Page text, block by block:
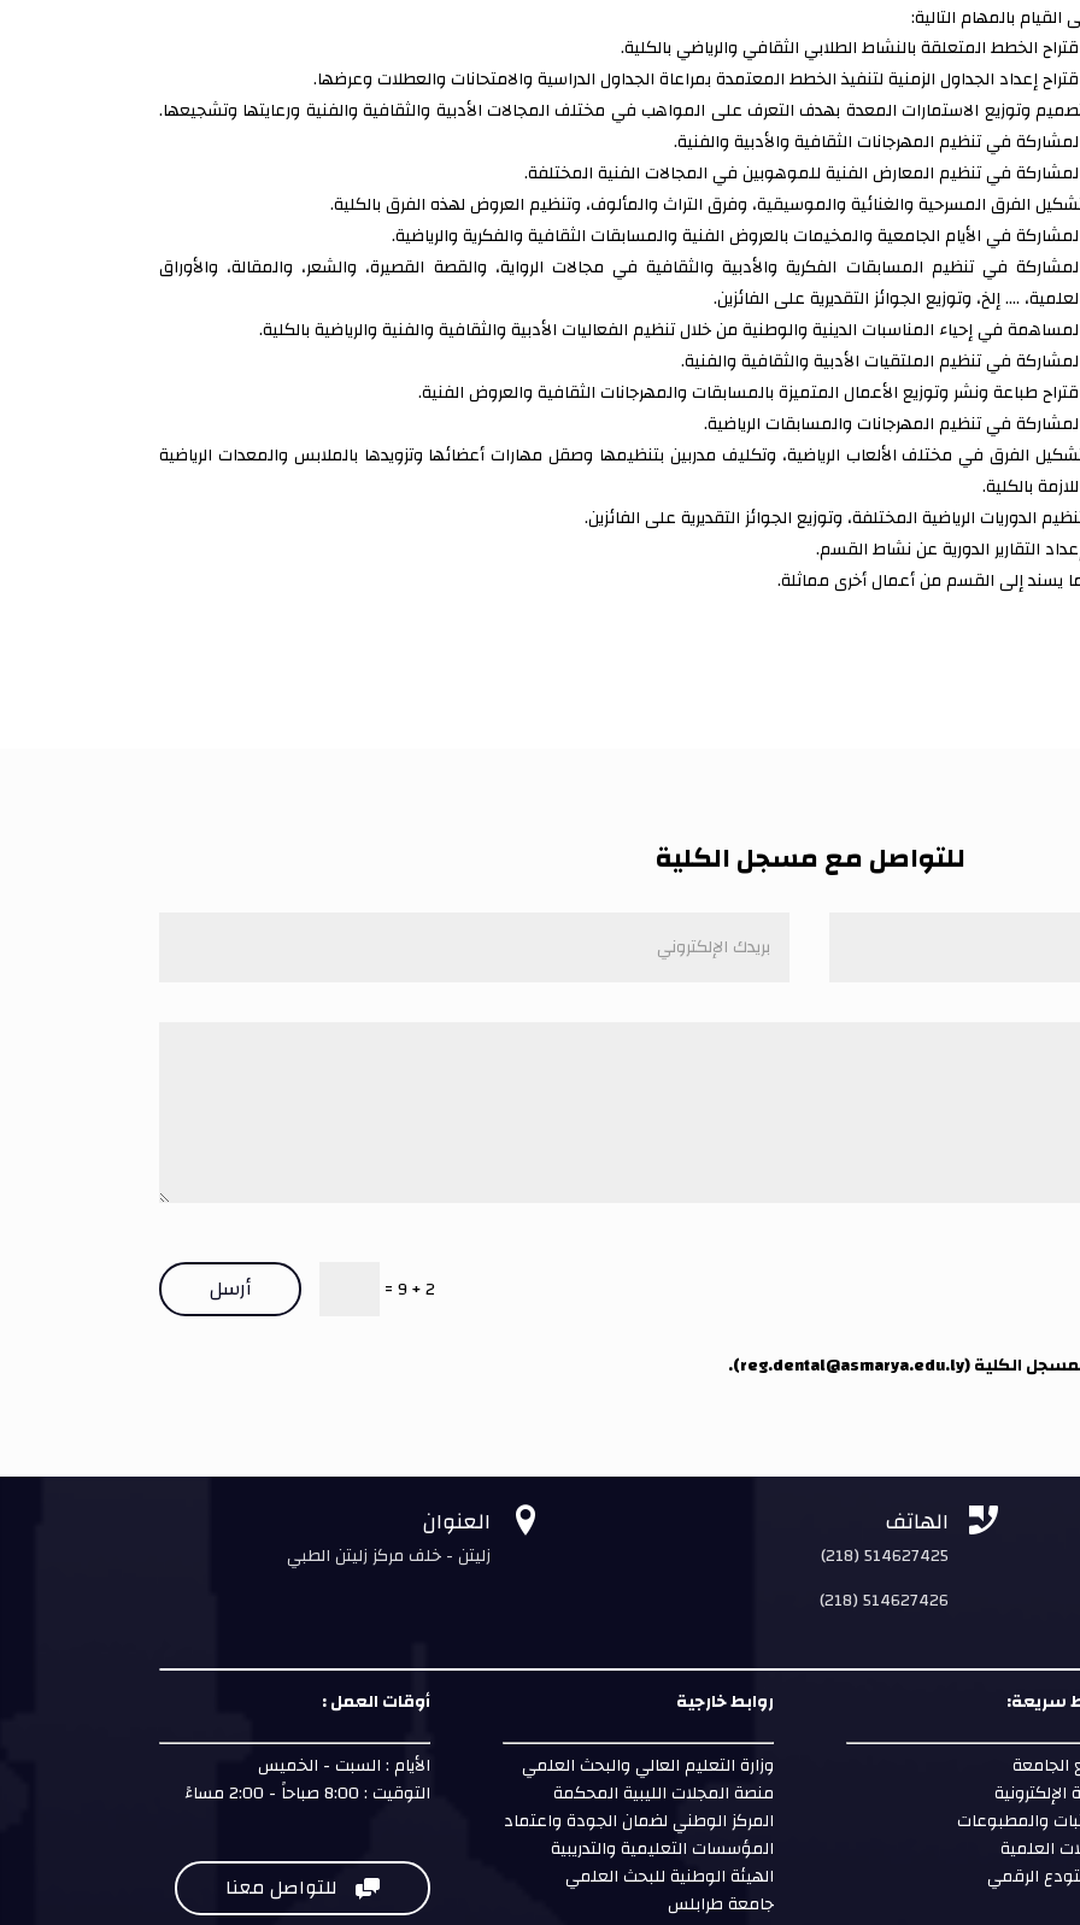
القيام بالمهام التالية:
الخطط المتعلقة بالنشاط الطلابي الثقافي والرياضي بالكلية.
إعداد الجداول الزمنية لتنفيذ الخطط المعتمدة بمراعاة الجداول الدراسية والامتحانات والعطلات وعرضها.
وتوزيع الاستمارات المعدة بهدف التعرف على المواهب في مختلف المجالات الأدبية والثقافية والفنية ورعايتها وتشجيعها.
في تنظيم المهرجانات الثقافية والأدبية والفنية.
في تنظيم المعارض الفنية للموهوبين في المجالات الفنية المختلفة.
الفرق المسرحية والغنائية والموسيقية، وفرق التراث والمألوف، وتنظيم العروض لهذه الفرق بالكلية.
في الأيام الجامعية والمخيمات بالعروض الفنية والمسابقات الثقافية والفكرية والرياضية.
في تنظيم المسابقات الفكرية والأدبية والثقافية في مجالات الرواية، والقصة القصيرة، والشعر، والمقالة، والأوراق
…. إلخ، وتوزيع الجوائز التقديرية على الفائزين.
في إحياء المناسبات الدينية والوطنية من خلال تنظيم الفعاليات الأدبية والثقافية والفنية والرياضية بالكلية.
في تنظيم الملتقيات الأدبية والثقافية والفنية.
طباعة ونشر وتوزيع الأعمال المتميزة بالمسابقات والمهرجانات الثقافية والعروض الفنية.
في تنظيم المهرجانات والمسابقات الرياضية.
الفرق في مختلف الألعاب الرياضية، وتكليف مدربين بتنظيمها وصقل مهارات أعضائها وتزويدها بالملابس والمعدات الرياضية
بالكلية.
الدوريات الرياضية المختلفة، وتوزيع الجوائز التقديرية على الفائزين.
التقارير الدورية عن نشاط القسم.
يسند إلى القسم من أعمال أخرى مماثلة.
للتواصل مع مسجل الكلية
أرسل 2 + 9
=
الكلية (reg.dental@asmarya.edu.ly
).
 الهاتف
(218) 514627425
(218) 514627426
 العنوان
زليتن - خلف مركز زليتن الطبي
سريعة:
الإلكترونية
والمطبوعات
العلمية
الرقمي
روابط خارجية
وزارة التعليم العالي والبحث العلمي
منصة المجلات الليبية المحكمة
المركز الوطني لضمان الجودة واعتماد
المؤسسات التعليمية والتدريبية
الهيئة الوطنية للبحث العلمي
جامعة طرابلس
أوقات العمل :
الأيام : السبت - الخميس
التوقيت : 8:00 صباحاً - 2:00 مساءً
 للتواصل معنا